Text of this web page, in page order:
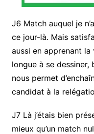
J6 Match auquel je
ce jour-là. Mais
aussi en apprenant
longue à se dessiner,
nous permet
candidat à la
J7 Là j’étais bien
mieux qu’un match